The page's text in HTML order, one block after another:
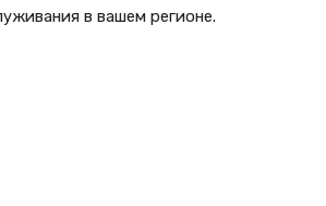
в вашем регионе.